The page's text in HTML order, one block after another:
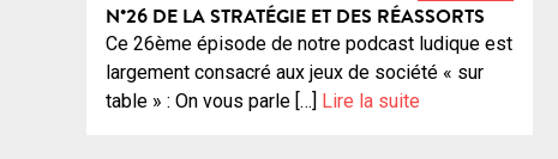
N°26 DE LA STRATÉGIE ET DES RÉASSORTS
Ce 26ème épisode de notre podcast ludique est
largement consacré aux jeux de société « sur
table » : On vous parle […] Lire la suite